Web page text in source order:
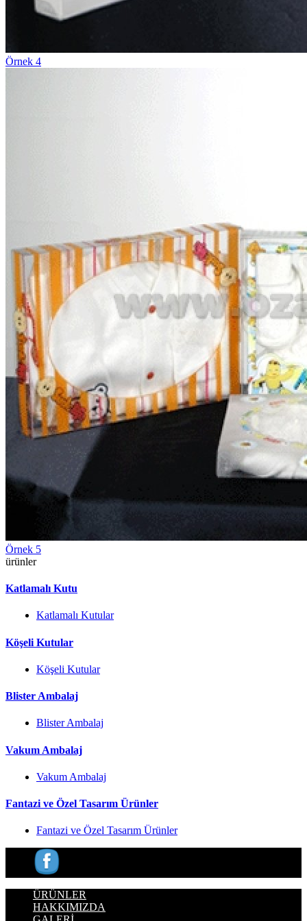
Örnek 4
Örnek 5
ürünler
Katlamalı Kutu
Katlamalı Kutular
Köşeli Kutular
Köşeli Kutular
Blister Ambalaj
Blister Ambalaj
Vakum Ambalaj
Vakum Ambalaj
Fantazi ve Özel Tasarım Ürünler
Fantazi ve Özel Tasarım Ürünler
ÜRÜNLER
HAKKIMIZDA